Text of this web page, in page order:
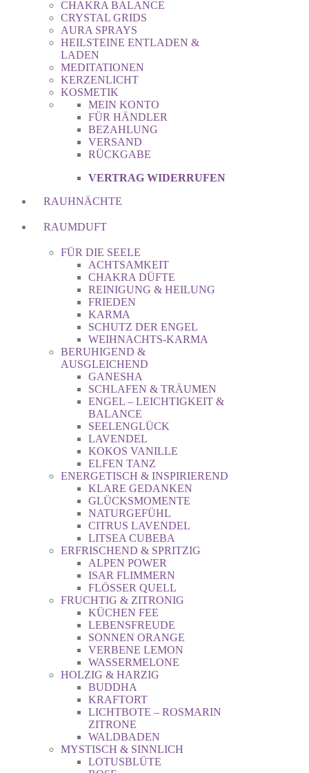
CHAKRA BALANCE
CRYSTAL GRIDS
AURA SPRAYS
HEILSTEINE ENTLADEN &
LADEN
MEDITATIONEN
KERZENLICHT
KOSMETIK
MEIN KONTO
FÜR HÄNDLER
BEZAHLUNG
VERSAND
RÜCKGABE
VERTRAG WIDERRUFEN
RAUHNÄCHTE
RAUMDUFT
FÜR DIE SEELE
ACHTSAMKEIT
CHAKRA DÜFTE
REINIGUNG & HEILUNG
FRIEDEN
KARMA
SCHUTZ DER ENGEL
WEIHNACHTS-KARMA
BERUHIGEND &
AUSGLEICHEND
GANESHA
SCHLAFEN & TRÄUMEN
ENGEL – LEICHTIGKEIT &
BALANCE
SEELENGLÜCK
LAVENDEL
KOKOS VANILLE
ELFEN TANZ
ENERGETISCH & INSPIRIEREND
KLARE GEDANKEN
GLÜCKSMOMENTE
NATURGEFÜHL
CITRUS LAVENDEL
LITSEA CUBEBA
ERFRISCHEND & SPRITZIG
ALPEN POWER
ISAR FLIMMERN
FLÖSSER QUELL
FRUCHTIG & ZITRONIG
KÜCHEN FEE
LEBENSFREUDE
SONNEN ORANGE
VERBENE LEMON
WASSERMELONE
HOLZIG & HARZIG
BUDDHA
KRAFTORT
LICHTBOTE – ROSMARIN
ZITRONE
WALDBADEN
MYSTISCH & SINNLICH
LOTUSBLÜTE